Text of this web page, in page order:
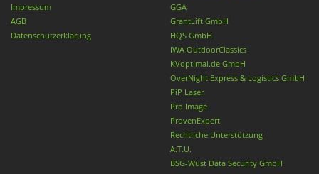
Impressum
AGB
Datenschutzerklärung
GGA
GrantLift GmbH
HQS GmbH
IWA OutdoorClassics
KVoptimal.de GmbH
OverNight Express & Logistics GmbH
PiP Laser
Pro Image
ProvenExpert
Rechtliche Unterstützung
A.T.U.
BSG-Wüst Data Security GmbH